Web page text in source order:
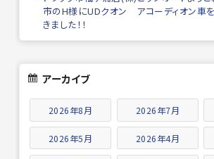
市のH様にUDクオン アコーディオン車
きました！！
アーカイブ
2026年8月 2026年7月
2026年5月 2026年4月